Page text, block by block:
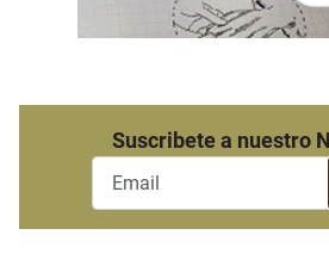
Suscribete a nuestro